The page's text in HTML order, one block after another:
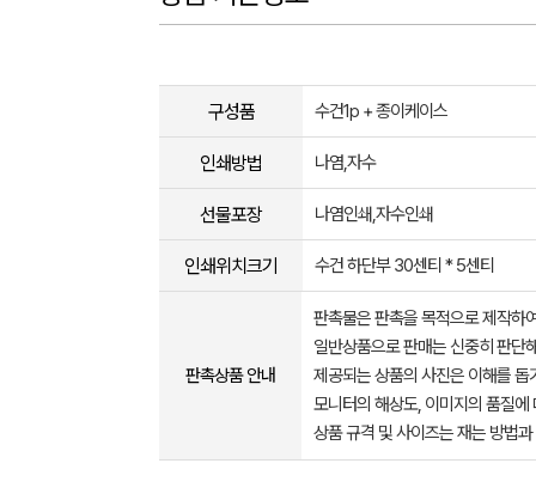
구성품 수건1p + 종이케이스
인쇄방법 나염,자수
선물포장 나염인쇄,자수인쇄
인쇄위치크기 수건 하단부 30센티 * 5센티
판촉상품 안내
판촉물은 판촉을 목적으로 제작하
일반상품으로 판매는 신중히 판단
제공되는 상품의 사진은 이해를
모니터의 해상도, 이미지의 품질
상품 규격 및 사이즈는 재는 방법